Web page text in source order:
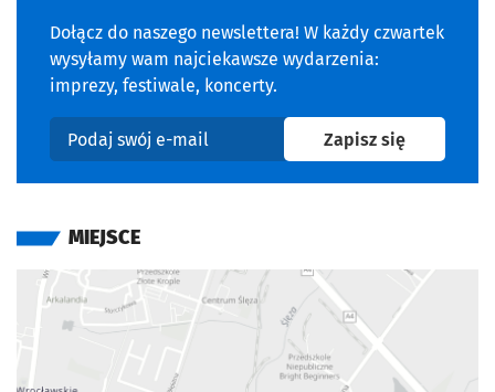
Dołącz do naszego newslettera! W każdy czwartek
wysyłamy wam najciekawsze wydarzenia:
imprezy, festiwale, koncerty.
Podaj swój e-mail
Zapisz sięna
MIEJSCE